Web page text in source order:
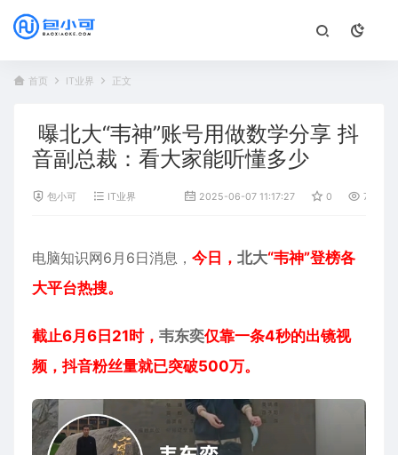
首页 IT业界 正文
曝北大“韦神”账号用做数学分享 抖
音副总裁：看大家能听懂多少
包小可 IT业界 2025-06-07 11:17:27 0 760
电脑知识网6月6日消息， 今日， 北大“韦神”登榜各
大平台热搜。
截止6月6日21时， 韦东奕仅靠一条4秒的出镜视
频，抖音粉丝量就已突破500万。